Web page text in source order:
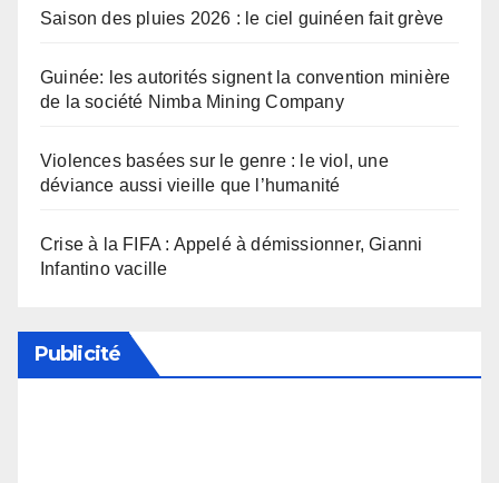
Saison des pluies 2026 : le ciel guinéen fait grève
Guinée: les autorités signent la convention minière
de la société Nimba Mining Company
Violences basées sur le genre : le viol, une
déviance aussi vieille que l’humanité
Crise à la FIFA : Appelé à démissionner, Gianni
Infantino vacille
Publicité